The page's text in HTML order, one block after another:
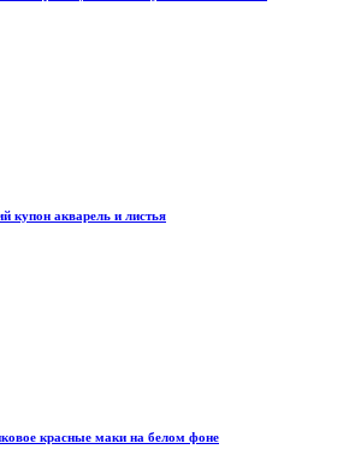
купон акварель и листья
красные маки на белом фоне